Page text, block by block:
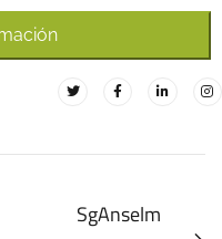
SgAnselm